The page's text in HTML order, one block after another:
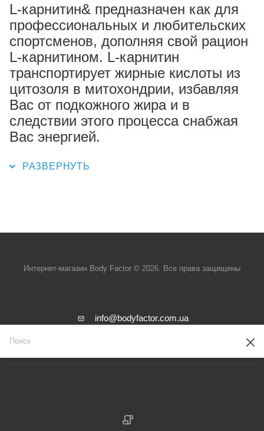
L-карнитин& предназначен как для
профессиональных и любительских
спортсменов, дополняя свой рацион
L-карнитином. L-карнитин
транспортирует жирные кислоты из
цитозоля в митохондрии, избавляя
Вас от подкожного жира и в
следствии этого процесса снабжая
Вас энергией.
Интернет-магазин Body Factor © 2026. Все права защищены
info@bodyfactor.com.ua